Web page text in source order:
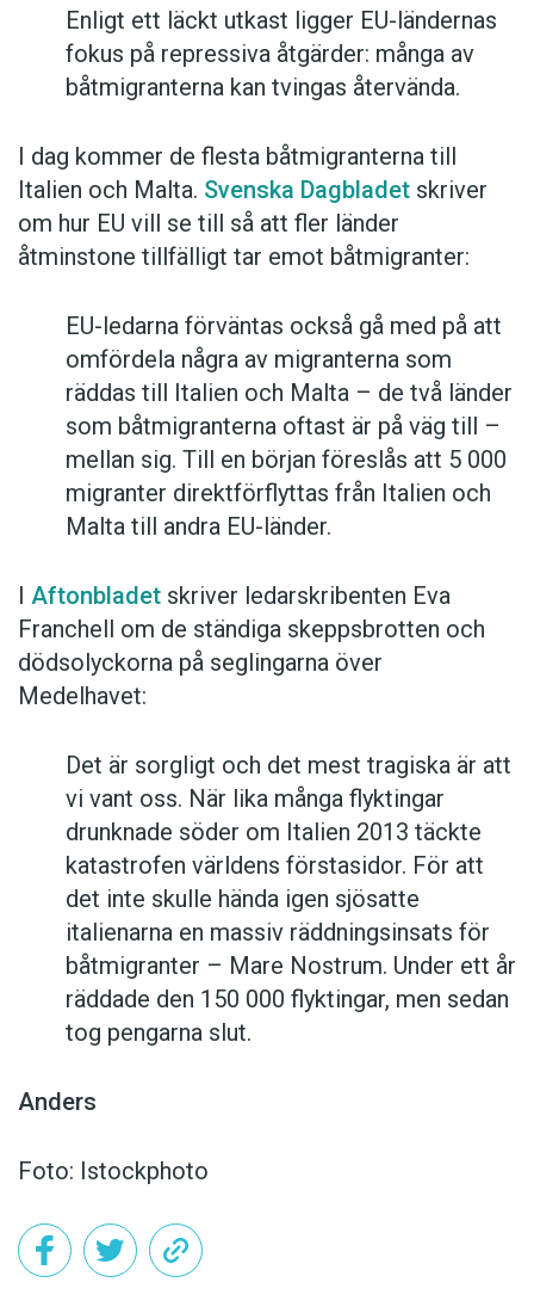
Enligt ett läckt utkast ligger EU-ländernas
fokus på repressiva åtgärder: många av
båtmigranterna kan tvingas återvända.
I dag kommer de flesta båtmigranterna till
Italien och Malta. Svenska Dagbladet skriver
om hur EU vill se till så att fler länder
åtminstone tillfälligt tar emot båtmigranter:
EU-ledarna förväntas också gå med på att
omfördela några av migranterna som
räddas till Italien och Malta – de två länder
som båtmigranterna oftast är på väg till –
mellan sig. Till en början föreslås att 5 000
migranter direktförflyttas från Italien och
Malta till andra EU-länder.
I Aftonbladet skriver ledarskribenten Eva
Franchell om de ständiga skeppsbrotten och
dödsolyckorna på seglingarna över
Medelhavet:
Det är sorgligt och det mest tragiska är att
vi vant oss. När lika många flyktingar
drunknade söder om Italien 2013 täckte
katastrofen världens förstasidor. För att
det inte skulle hända igen sjösatte
italienarna en massiv räddningsinsats för
båtmigranter – Mare Nostrum. Under ett år
räddade den 150 000 flyktingar, men sedan
tog pengarna slut.
Anders
Foto: Istockphoto